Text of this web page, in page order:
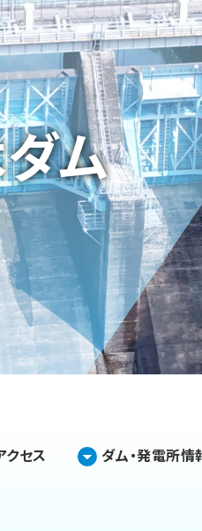
進
リ
ョンビジネス
ン・ファイナ
ム
クセス ダム・発電所情